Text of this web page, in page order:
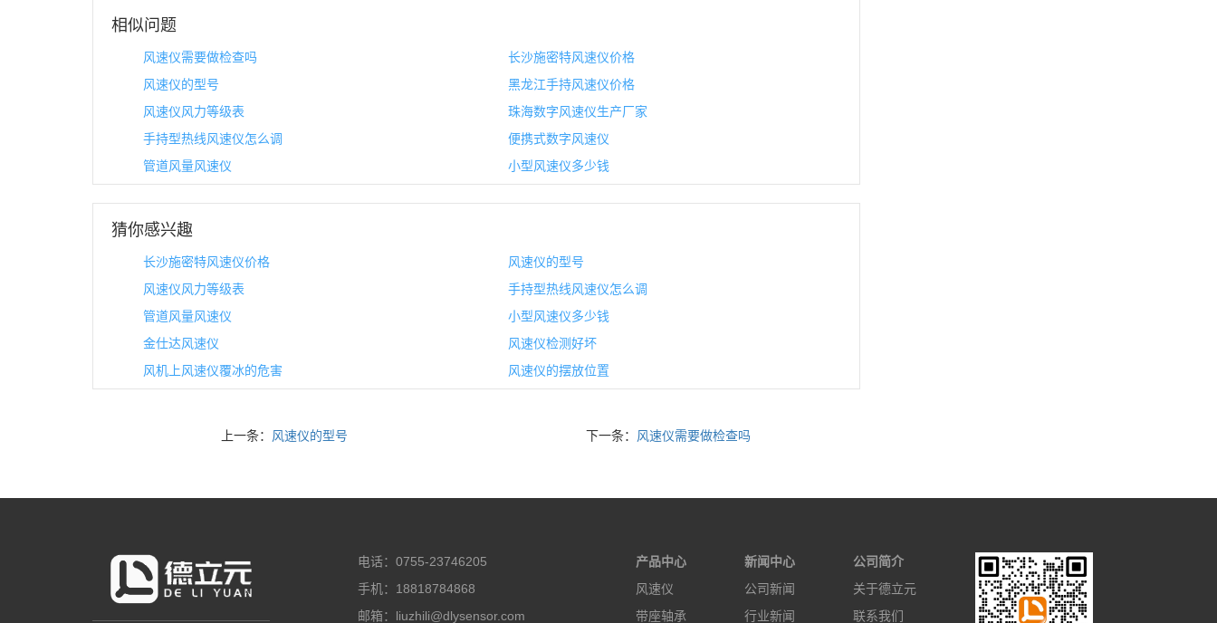
相似问题
风速仪需要做检查吗
长沙施密特风速仪价格
风速仪的型号
黑龙江手持风速仪价格
风速仪风力等级表
珠海数字风速仪生产厂家
手持型热线风速仪怎么调
便携式数字风速仪
管道风量风速仪
小型风速仪多少钱
猜你感兴趣
长沙施密特风速仪价格
风速仪的型号
风速仪风力等级表
手持型热线风速仪怎么调
管道风量风速仪
小型风速仪多少钱
金仕达风速仪
风速仪检测好坏
风机上风速仪覆冰的危害
风速仪的摆放位置
上一条： 风速仪的型号 下一条： 风速仪需要做检查吗
电话：0755-23746205
手机：18818784868
邮箱：liuzhili@dlysensor.com
产品中心
风速仪
带座轴承
新闻中心
公司新闻
行业新闻
公司简介
关于德立元
联系我们